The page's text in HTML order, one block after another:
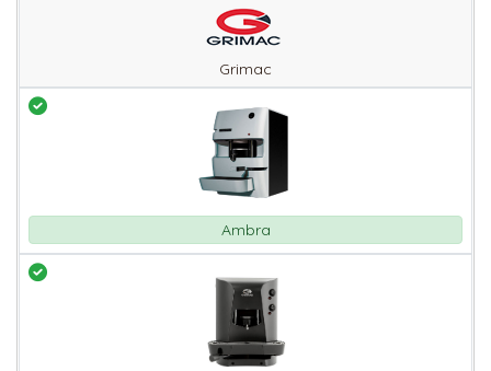
Grimac
Ambra